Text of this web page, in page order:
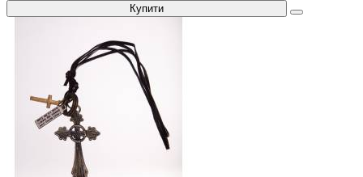
Купити